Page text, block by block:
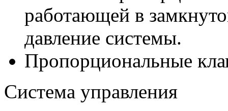
работающей в
давление системы.
Пропорциональные
Система управления